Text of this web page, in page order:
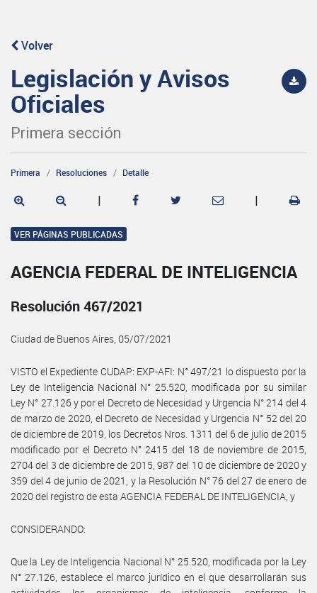
Volver
Legislación y Avisos
Oficiales
Primera sección
Primera Resoluciones Detalle
| |
VER PÁGINAS PUBLICADAS
AGENCIA FEDERAL DE INTELIGENCIA
Resolución 467/2021
Ciudad de Buenos Aires, 05/07/2021
VISTO el Expediente CUDAP: EXP-AFI: N° 497/21 lo dispuesto por la
Ley de Inteligencia Nacional N° 25.520, modificada por su similar
Ley N° 27.126 y por el Decreto de Necesidad y Urgencia N° 214 del 4
de marzo de 2020, el Decreto de Necesidad y Urgencia N° 52 del 20
de diciembre de 2019, los Decretos Nros. 1311 del 6 de julio de 2015
modificado por el Decreto N° 2415 del 18 de noviembre de 2015,
2704 del 3 de diciembre de 2015, 987 del 10 de diciembre de 2020 y
359 del 4 de junio de 2021, y la Resolución N° 76 del 27 de enero de
2020 del registro de esta AGENCIA FEDERAL DE INTELIGENCIA, y
CONSIDERANDO:
Que la Ley de Inteligencia Nacional N° 25.520, modificada por la Ley
N° 27.126, establece el marco jurídico en el que desarrollarán sus